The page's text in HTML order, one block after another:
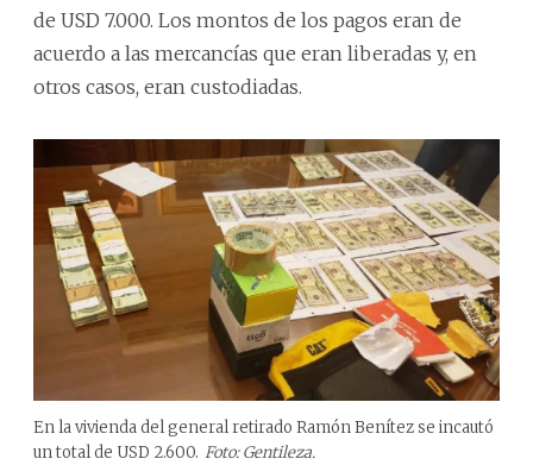
de USD 7.000. Los montos de los pagos eran de
acuerdo a las mercancías que eran liberadas y, en
otros casos, eran custodiadas.
En la vivienda del general retirado Ramón Benítez se incautó
un total de USD 2.600. Foto: Gentileza.